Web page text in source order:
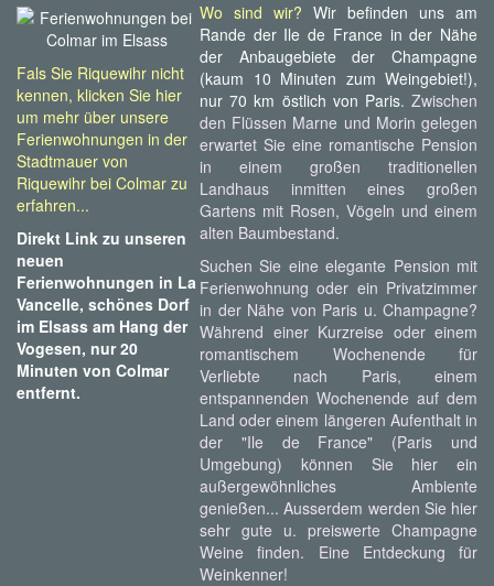
Wo sind wir? Wir befinden uns am
Rande der Ile de France in der Nähe
der Anbaugebiete der Champagne
(kaum 10 Minuten zum Weingebiet!),
nur 70 km östlich von Paris. Zwischen
den Flüssen Marne und Morin gelegen
erwartet Sie eine romantische Pension
in einem großen traditionellen
Landhaus inmitten eines großen
Gartens mit Rosen, Vögeln und einem
alten Baumbestand.
Suchen Sie eine elegante Pension mit
Ferienwohnung oder ein Privatzimmer
in der Nähe von Paris u. Champagne?
Während einer Kurzreise oder einem
romantischem Wochenende für
Verliebte nach Paris, einem
entspannenden Wochenende auf dem
Land oder einem längeren Aufenthalt in
der "Ile de France" (Paris und
Umgebung) können Sie hier ein
außergewöhnliches Ambiente
genießen... Ausserdem werden Sie hier
sehr gute u. preiswerte Champagne
Weine finden. Eine Entdeckung für
Weinkenner!
Fals Sie Riquewihr nicht
kennen, klicken Sie hier
um mehr über unsere
Ferienwohnungen in der
Stadtmauer von
Riquewihr bei Colmar zu
erfahren...
Direkt Link zu unseren
neuen
Ferienwohnungen in La
Vancelle, schönes Dorf
im Elsass am Hang der
Vogesen, nur 20
Minuten von Colmar
entfernt.